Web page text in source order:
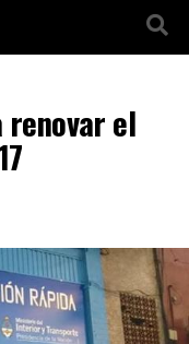
renovar el